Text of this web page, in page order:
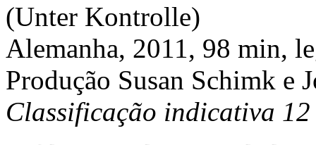
(Unter Kontrolle)
Alemanha, 2011, 98 min,
Produção Susan Schimk e
Classificação indicativa 12